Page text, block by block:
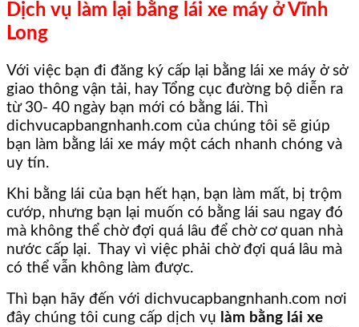
Dịch vụ làm lại bằng lái xe máy ở Vĩnh
Long
Với việc bạn đi đăng ký cấp lại bằng lái xe máy ở sở
giao thông vận tải, hay Tổng cục đường bộ diễn ra
từ 30- 40 ngày bạn mới có bằng lái. Thì
dichvucapbangnhanh.com của chúng tôi sẽ giúp
bạn làm bằng lái xe máy một cách nhanh chóng và
uy tín.
Khi bằng lái của bạn hết hạn, bạn làm mất, bị trộm
cướp, nhưng bạn lại muốn có bằng lái sau ngay đó
mà không thể chờ đợi quá lâu để chờ cơ quan nhà
nước cấp lại. Thay vì việc phải chờ đợi quá lâu mà
có thể vẫn không làm được.
Thì bạn hãy đến với dichvucapbangnhanh.com nơi
đây chúng tôi cung cấp dịch vụ làm bằng lái xe